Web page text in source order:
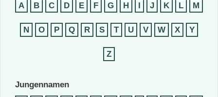
A
B C D E F G H I J K L M
N O P Q R S T U V W X Y
Z
Jungennamen